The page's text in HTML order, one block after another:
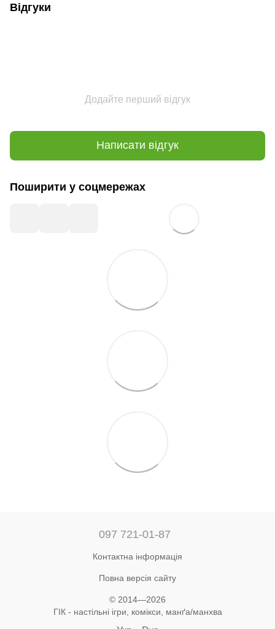
Відгуки
Додайте перший відгук
Написати відгук
Поширити у соцмережах
097 721-01-87
Контактна інформація
Повна версія сайту
© 2014—2026
ГІК - настільні ігри, комікси, манґа/манхва